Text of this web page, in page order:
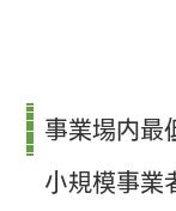
事業場内最
小規模事業